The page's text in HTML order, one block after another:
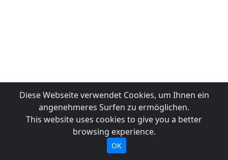
Diese Webseite verwendet Cookies, um Ihnen ein
angenehmeres Surfen zu ermöglichen.
This website uses cookies to give you a better
browsing experience.
OK